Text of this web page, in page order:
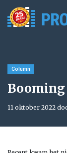
Column
11 oktober 2022